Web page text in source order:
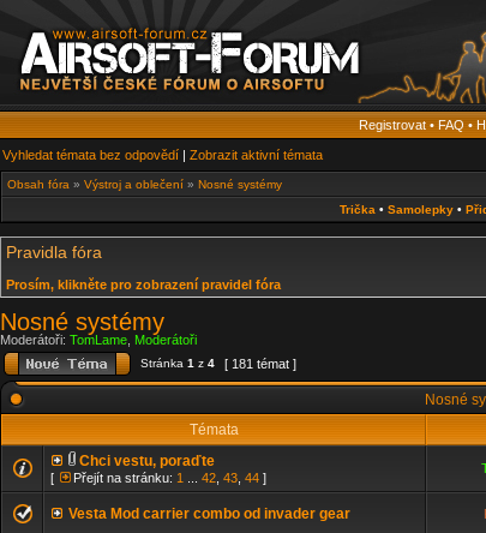
Registrovat • FAQ •
Vyhledat témata bez odpovědí | Zobrazit aktivní témata
Obsah fóra » Výstroj a oblečení » Nosné systémy
Trička • Samolepky•
Pravidla fóra
Prosím, klikněte pro zobrazení pravidel fóra
Nosné systémy
Moderátoři: TomLame Moderátoři
Stránka 1 z 4 [ 181 témat ]
Nosné
Témata
Chci vestu, poraďte
[ Přejít na stránku: 1 42 43 44 ]
Vesta Mod carrier combo od invader gear